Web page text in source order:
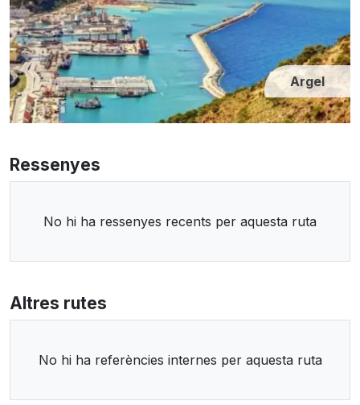
Argel
Ressenyes
No hi ha ressenyes recents per aquesta ruta
Altres rutes
No hi ha referències internes per aquesta ruta